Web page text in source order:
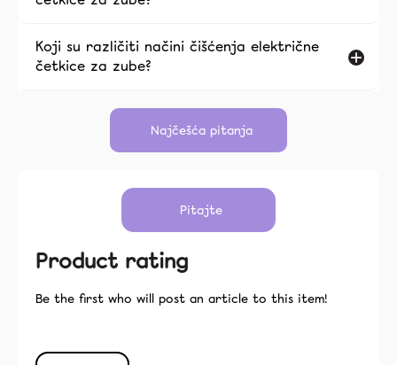
Koji su različiti načini čišćenja električne
četkice za zube?
Product rating
Be the first who will post an article to this item!